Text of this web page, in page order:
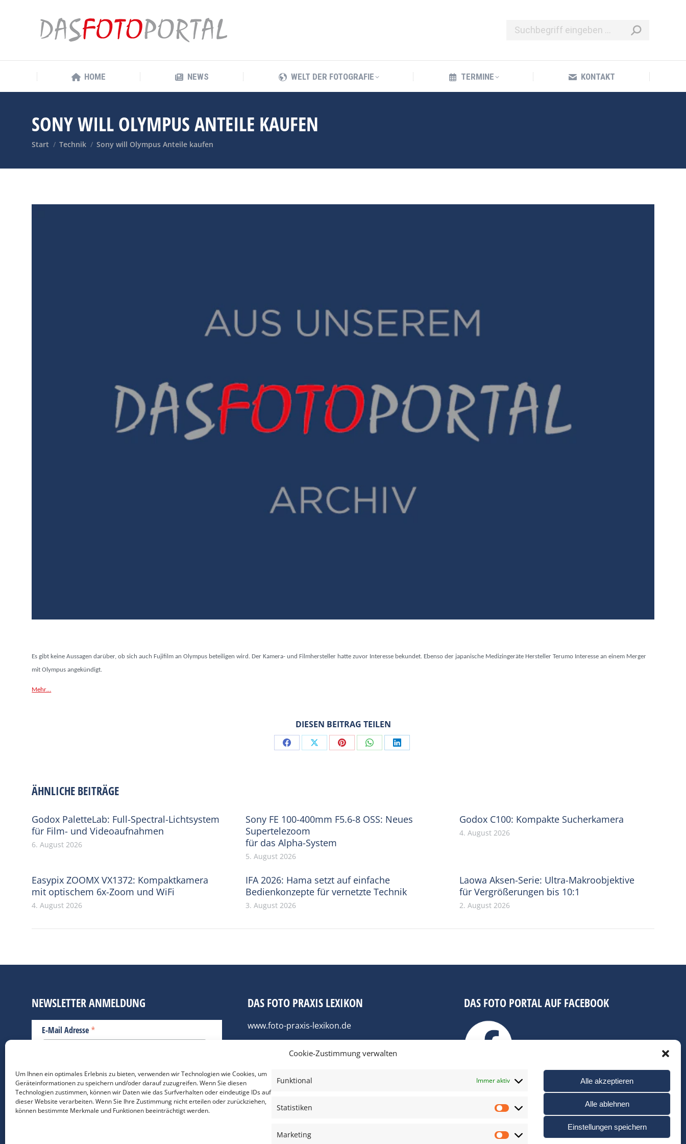
Cookie-Zustimmung verwalten
Um Ihnen ein optimales Erlebnis zu bieten, verwenden wir Technologien wie Cookies, um
Geräteinformationen zu speichern und/oder darauf zuzugreifen. Wenn Sie diesen
Technologien zustimmen, können wir Daten wie das Surfverhalten oder eindeutige IDs auf
dieser Website verarbeiten. Wenn Sie Ihre Zustimmung nicht erteilen oder zurückziehen,
können bestimmte Merkmale und Funktionen beeinträchtigt werden.
Funktional Immer aktiv
Statistiken Statistiken
Marketing Marketing
Alle akzeptieren
Alle ablehnen
Einstellungen speichern
HOME NEWS WELT DER FOTOGRAFIE TERMINE KONTAKT
SONY WILL OLYMPUS ANTEILE KAUFEN
Sie befinden sich hier:
Start Technik Sony will Olympus Anteile kaufen
Es gibt keine Aussagen darüber, ob sich auch Fujifilm an Olympus beteiligen wird. Der Kamera- und Filmhersteller hatte zuvor Interesse bekundet. Ebenso der japanische Medizingeräte Hersteller Terumo Interesse an einem Merger
mit Olympus angekündigt.
Mehr…
DIESEN BEITRAG TEILEN
Share Share Share Share Share
ÄHNLICHE BEITRÄGE
Godox PaletteLab: Full-Spectral-Lichtsystem
für Film- und Videoaufnahmen
6. August 2026
Sony FE 100-400mm F5.6-8 OSS: Neues
Supertelezoom
für das Alpha-System
5. August 2026
Godox C100: Kompakte Sucherkamera
4. August 2026
Easypix ZOOMX VX1372: Kompaktkamera
mit optischem 6x-Zoom und WiFi
4. August 2026
IFA 2026: Hama setzt auf einfache
Bedienkonzepte für vernetzte Technik
3. August 2026
Laowa Aksen-Serie: Ultra-Makroobjektive
für Vergrößerungen bis 10:1
2. August 2026
NEWSLETTER ANMELDUNG
E-Mail Adresse *
*verpflichtend
DAS FOTO PRAXIS LEXIKON
www.foto-praxis-lexikon.de
DAS FOTO PORTAL AUF FACEBOOK
HOME NEWS